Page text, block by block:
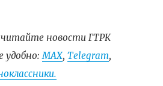
новости ГТРК
удобно:МАХ, Telegram,